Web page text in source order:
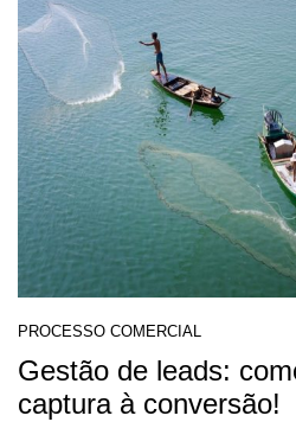
PROCESSO COMERCIAL
Gestão de leads:
captura à conversão!